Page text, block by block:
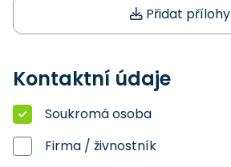
Přidat přílohy
Kontaktní údaje
Soukromá osoba
Firma / živnostník